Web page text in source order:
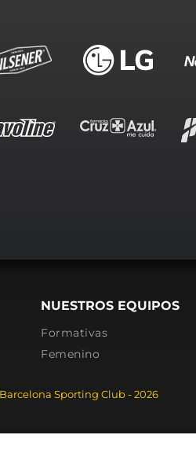
NUESTROS EQUIPOS
Formativas
Femenino
Sporting Club - 2026